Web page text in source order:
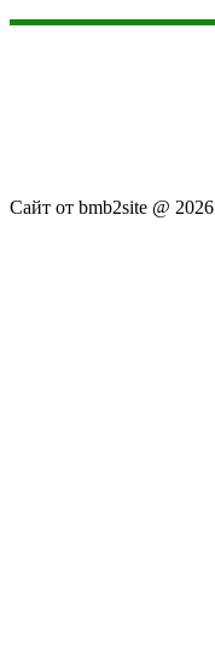
Сайт от bmb2site @ 2026